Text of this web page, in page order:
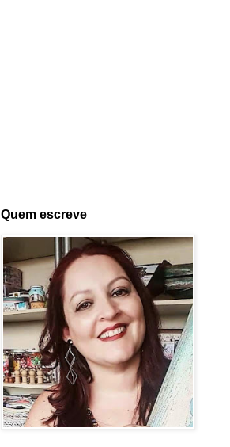
Quem escreve